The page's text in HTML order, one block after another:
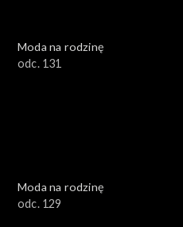
Moda na rodzinę
odc. 131
Moda na rodzinę
odc. 129